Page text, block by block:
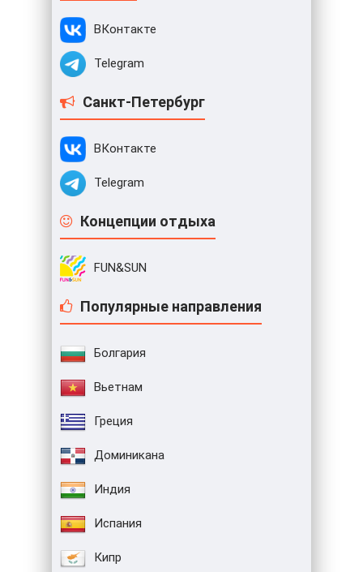
ВКонтакте
Telegram
Санкт-Петербург
ВКонтакте
Telegram
Концепции отдыха
FUN&SUN
Популярные направления
Болгария
Вьетнам
Греция
Доминикана
Индия
Испания
Кипр